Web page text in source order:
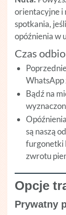
orientacyjne i
spotkania,
opóźnienia w
Czas
WhatsApp
Bądź na
są naszą
furgonetki
zwrotu
Opcje
Prywatny